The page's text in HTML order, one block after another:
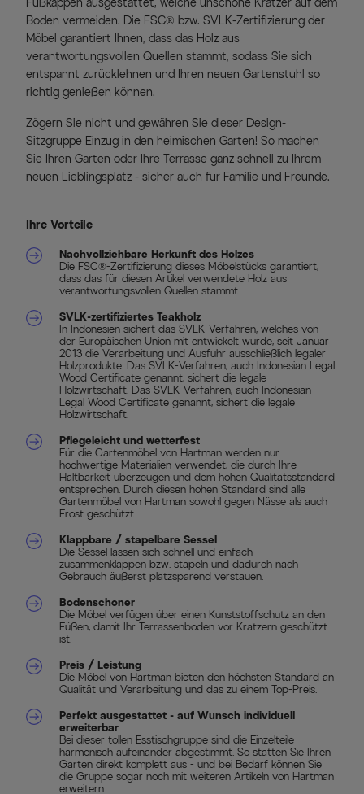
Fußkappen ausgestattet, welche unschöne Kratzer auf dem
Boden vermeiden. Die FSC® bzw. SVLK-Zertifizierung der
Möbel garantiert Ihnen, dass das Holz aus
verantwortungsvollen Quellen stammt, sodass Sie sich
entspannt zurücklehnen und Ihren neuen Gartenstuhl so
richtig genießen können.
Zögern Sie nicht und gewähren Sie dieser Design-
Sitzgruppe Einzug in den heimischen Garten! So machen
Sie Ihren Garten oder Ihre Terrasse ganz schnell zu Ihrem
neuen Lieblingsplatz - sicher auch für Familie und Freunde.
Ihre Vorteile
Nachvollziehbare Herkunft des Holzes
Die FSC®-Zertifizierung dieses Möbelstücks garantiert,
dass das für diesen Artikel verwendete Holz aus
verantwortungsvollen Quellen stammt.
SVLK-zertifiziertes Teakholz
In Indonesien sichert das SVLK-Verfahren, welches von
der Europäischen Union mit entwickelt wurde, seit Januar
2013 die Verarbeitung und Ausfuhr ausschließlich legaler
Holzprodukte. Das SVLK-Verfahren, auch Indonesian Legal
Wood Certificate genannt, sichert die legale
Holzwirtschaft. Das SVLK-Verfahren, auch Indonesian
Legal Wood Certificate genannt, sichert die legale
Holzwirtschaft.
Pflegeleicht und wetterfest
Für die Gartenmöbel von Hartman werden nur
hochwertige Materialien verwendet, die durch Ihre
Haltbarkeit überzeugen und dem hohen Qualitätsstandard
entsprechen. Durch diesen hohen Standard sind alle
Gartenmöbel von Hartman sowohl gegen Nässe als auch
Frost geschützt.
Klappbare / stapelbare Sessel
Die Sessel lassen sich schnell und einfach
zusammenklappen bzw. stapeln und dadurch nach
Gebrauch äußerst platzsparend verstauen.
Bodenschoner
Die Möbel verfügen über einen Kunststoffschutz an den
Füßen, damit Ihr Terrassenboden vor Kratzern geschützt
ist.
Preis / Leistung
Die Möbel von Hartman bieten den höchsten Standard an
Qualität und Verarbeitung und das zu einem Top-Preis.
Perfekt ausgestattet - auf Wunsch individuell
erweiterbar
Bei dieser tollen Esstischgruppe sind die Einzelteile
harmonisch aufeinander abgestimmt. So statten Sie Ihren
Garten direkt komplett aus - und bei Bedarf können Sie
die Gruppe sogar noch mit weiteren Artikeln von Hartman
erweitern.